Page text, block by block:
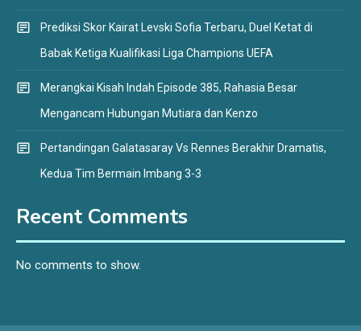
Prediksi Skor Kairat Levski Sofia Terbaru, Duel Ketat di
Babak Ketiga Kualifikasi Liga Champions UEFA
Merangkai Kisah Indah Episode 385, Rahasia Besar
Mengancam Hubungan Mutiara dan Kenzo
Pertandingan Galatasaray Vs Rennes Berakhir Dramatis,
Kedua Tim Bermain Imbang 3-3
Recent Comments
No comments to show.